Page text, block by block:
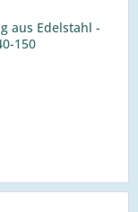
aus Edelstahl -
150